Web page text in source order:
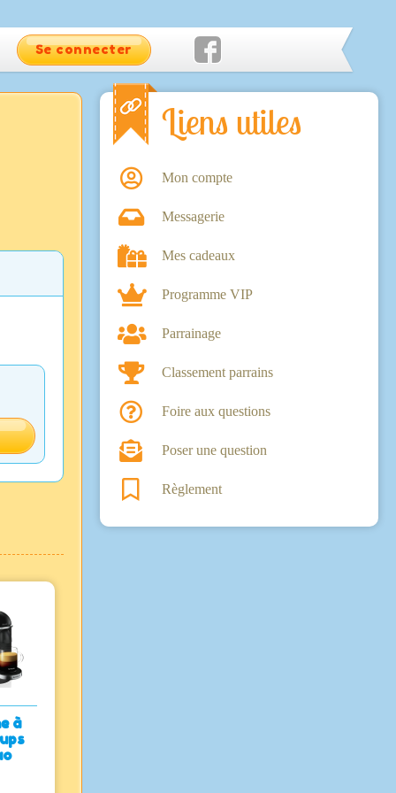
Se connecter
à
Liens utiles
Mon compte
Messagerie
Mes cadeaux
Programme VIP
Parrainage
Classement parrains
Foire aux questions
Poser une question
Règlement